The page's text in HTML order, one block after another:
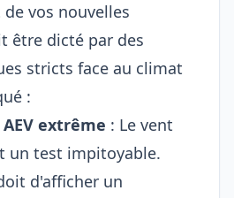
vos nouvelles
être dicté par des
stricts face au climat
:
extrême : Le vent
un test impitoyable.
d'afficher un